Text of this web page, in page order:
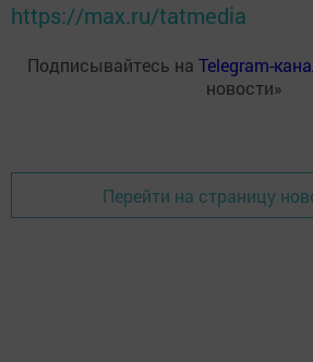
https://max.ru/tatmedia
Подписывайтесь на Telegram-
новости»
Перейти на страницу